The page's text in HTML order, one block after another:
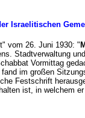
Israelitischen
vom 26. Juni 1930: "
Stadtverwaltung
Vormittag
im großen
Festschrift
ist, in